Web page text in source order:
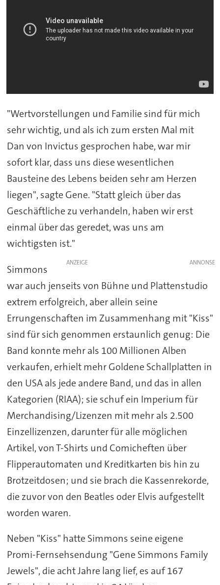
"Wertvorstellungen und Familie sind für mich
sehr wichtig, und als ich zum ersten Mal mit
Dan von Invictus gesprochen habe, war mir
sofort klar, dass uns diese wesentlichen
Bausteine des Lebens beiden sehr am Herzen
liegen", sagte Gene. "Statt gleich über das
Geschäftliche zu verhandeln, haben wir erst
einmal über das geredet, was uns am
wichtigsten ist."
ANZEIGE
Simmons
war auch jenseits von Bühne und Plattenstudio
extrem erfolgreich, aber allein seine
Errungenschaften im Zusammenhang mit "Kiss"
sind für sich genommen erstaunlich genug: Die
Band konnte mehr als 100 Millionen Alben
verkaufen, erhielt mehr Goldene Schallplatten in
den USA als jede andere Band, und das in allen
Kategorien (RIAA); sie schuf ein Imperium für
Merchandising/Lizenzen mit mehr als 2.500
Einzellizenzen, darunter für alle möglichen
Artikel, von T-Shirts und Comicheften über
Flipperautomaten und Kreditkarten bis hin zu
Brotzeitdosen; und sie brach die Kassenrekorde,
die zuvor von den Beatles oder Elvis aufgestellt
worden waren.
Neben "Kiss" hatte Simmons seine eigene
Promi-Fernsehsendung "Gene Simmons Family
Jewels", die acht Jahre lang lief, es auf 167